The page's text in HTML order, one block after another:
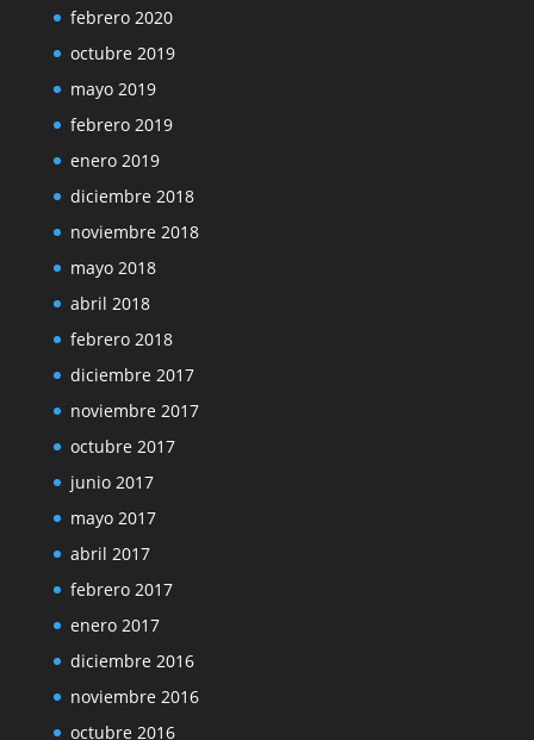
febrero 2020
octubre 2019
mayo 2019
febrero 2019
enero 2019
diciembre 2018
noviembre 2018
mayo 2018
abril 2018
febrero 2018
diciembre 2017
noviembre 2017
octubre 2017
junio 2017
mayo 2017
abril 2017
febrero 2017
enero 2017
diciembre 2016
noviembre 2016
octubre 2016